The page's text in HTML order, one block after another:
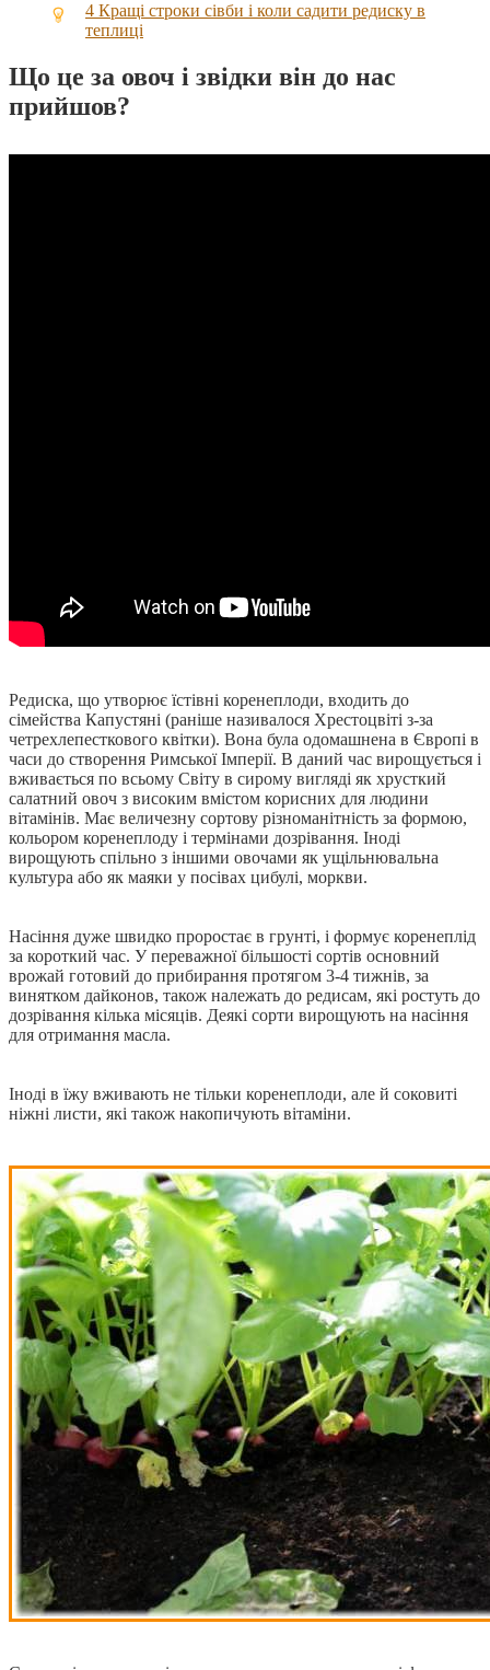
4 Кращі строки сівби і коли садити редиску в
теплиці
Що це за овоч і звідки він до нас
прийшов?
Редиска, що утворює їстівні коренеплоди, входить до
сімейства Капустяні (раніше називалося Хрестоцвіті з-за
четрехлепесткового квітки). Вона була одомашнена в Європі в
часи до створення Римської Імперії. В даний час вирощується і
вживається по всьому Світу в сирому вигляді як хрусткий
салатний овоч з високим вмістом корисних для людини
вітамінів. Має величезну сортову різноманітність за формою,
кольором коренеплоду і термінами дозрівання. Іноді
вирощують спільно з іншими овочами як ущільнювальна
культура або як маяки у посівах цибулі, моркви.
Насіння дуже швидко проростає в грунті, і формує коренеплід
за короткий час. У переважної більшості сортів основний
врожай готовий до прибирання протягом 3-4 тижнів, за
винятком дайконов, також належать до редисам, які ростуть до
дозрівання кілька місяців. Деякі сорти вирощують на насіння
для отримання масла.
Іноді в їжу вживають не тільки коренеплоди, але й соковиті
ніжні листи, які також накопичують вітаміни.